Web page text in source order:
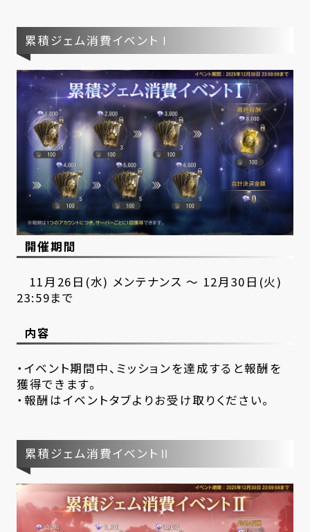
累積ジェム消費イベントⅠ
開催期間
11月26日(水) メンテナンス ～ 12月30日(火)
23:59まで
内容
・イベント期間中、ミッションを達成すると報酬を
獲得できます。
・報酬はイベントタブよりお受け取りください。
累積ジェム消費イベントⅡ